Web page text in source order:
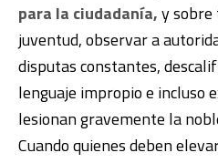
para la ciudadanía,y
juventud, observar a
disputas constantes,
lenguaje impropio e incluso
lesionan gravemente la
Cuando quienes deben